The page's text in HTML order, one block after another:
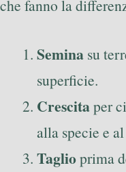
che fanno la
Semina su
superficie.
Crescitaper
alla specie e
Taglioprima